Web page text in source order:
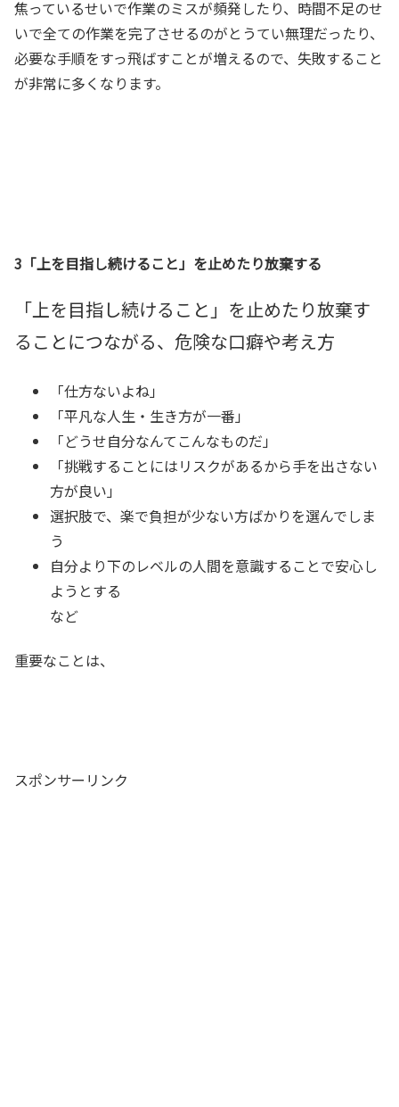
焦っているせいで作業のミスが頻発したり、時間不足のせ
いで全ての作業を完了させるのがとうてい無理だったり、
必要な手順をすっ飛ばすことが増えるので、 失敗すること
が非常に多くなります。
3「上を目指し続けること」を止めたり放棄する
「上を目指し続けること」を止めたり放棄す
ることにつながる、危険な口癖や考え方
「仕方ないよね」
「平凡な人生・生き方が一番」
「どうせ自分なんてこんなものだ」
「挑戦することにはリスクがあるから手を出さない
方が良い」
選択肢で、楽で負担が少ない方ばかりを選んでしま
う
自分より下のレベルの人間を意識することで安心し
ようとする
など
重要なことは、
スポンサーリンク